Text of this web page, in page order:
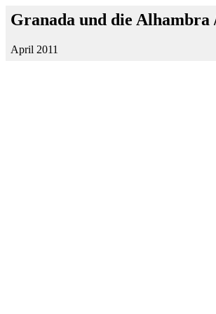
Granada und die Alhambra
April 2011